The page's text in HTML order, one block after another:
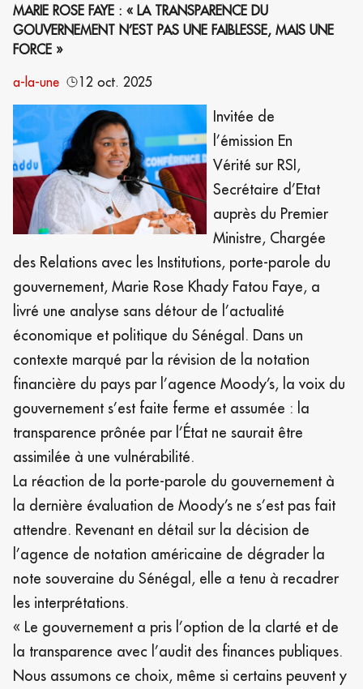
MARIE ROSE FAYE : « LA TRANSPARENCE DU
GOUVERNEMENT N’EST PAS UNE FAIBLESSE, MAIS UNE
FORCE »
a-la-une
12 oct. 2025
Invitée de
l’émission En
Vérité sur RSI,
Secrétaire d’Etat
auprès du Premier
Ministre, Chargée
des Relations avec les Institutions, porte-parole du
gouvernement, Marie Rose Khady Fatou Faye, a
livré une analyse sans détour de l’actualité
économique et politique du Sénégal. Dans un
contexte marqué par la révision de la notation
financière du pays par l’agence Moody’s, la voix du
gouvernement s’est faite ferme et assumée : la
transparence prônée par l’État ne saurait être
assimilée à une vulnérabilité.
La réaction de la porte-parole du gouvernement à
la dernière évaluation de Moody’s ne s’est pas fait
attendre. Revenant en détail sur la décision de
l’agence de notation américaine de dégrader la
note souveraine du Sénégal, elle a tenu à recadrer
les interprétations.
« Le gouvernement a pris l’option de la clarté et de
la transparence avec l’audit des finances publiques.
Nous assumons ce choix, même si certains peuvent y